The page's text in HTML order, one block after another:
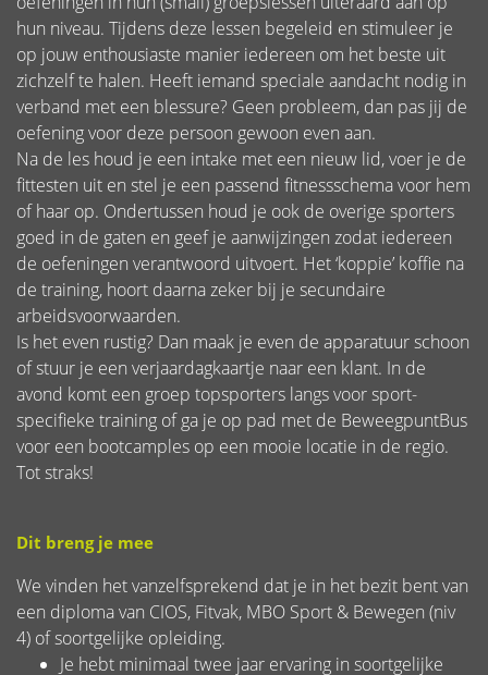
hun niveau. Tijdens deze lessen begeleid en stimuleer je
op jouw enthousiaste manier iedereen om het beste uit
zichzelf te halen. Heeft iemand speciale aandacht nodig in
verband met een blessure? Geen probleem, dan pas jij de
oefening voor deze persoon gewoon even aan.
Na de les houd je een intake met een nieuw lid, voer je de
fittesten uit en stel je een passend fitnessschema voor hem
of haar op. Ondertussen houd je ook de overige sporters
goed in de gaten en geef je aanwijzingen zodat iedereen
de oefeningen verantwoord uitvoert. Het ‘koppie’ koffie na
de training, hoort daarna zeker bij je secundaire
arbeidsvoorwaarden.
Is het even rustig? Dan maak je even de apparatuur schoon
of stuur je een verjaardagkaartje naar een klant. In de
avond komt een groep topsporters langs voor sport-
specifieke training of ga je op pad met de BeweegpuntBus
voor een bootcamples op een mooie locatie in de regio.
Tot straks!
Dit breng je mee
We vinden het vanzelfsprekend dat je in het bezit bent van
een diploma van CIOS, Fitvak, MBO Sport & Bewegen (niv
4) of soortgelijke opleiding.
Je hebt minimaal twee jaar ervaring in soortgelijke